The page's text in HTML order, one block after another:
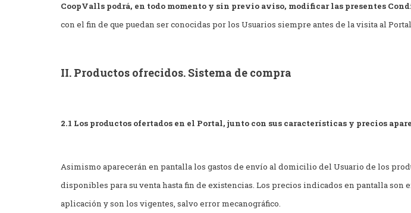
CoopValls podrá, en todo momento y sin previo aviso, modificar las presentes
con el fin de que puedan ser conocidas por los Usuarios siempre antes de la visita al
II. Productos ofrecidos. Sistema de compra
2.1 Los productos ofertados en el Portal, junto con sus características y precios
Asimismo aparecerán en pantalla los gastos de envío al domicilio del Usuario de los
disponibles para su venta hasta fin de existencias. Los precios indicados en pantalla
aplicación y son los vigentes, salvo error mecanográfico.